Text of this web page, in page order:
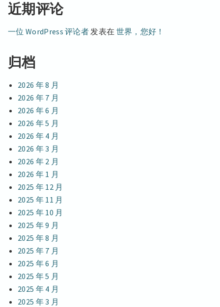
近期评论
一位 WordPress 评论者发表在 世界，您好！
归档
2026 年 8 月
2026 年 7 月
2026 年 6 月
2026 年 5 月
2026 年 4 月
2026 年 3 月
2026 年 2 月
2026 年 1 月
2025 年 12 月
2025 年 11 月
2025 年 10 月
2025 年 9 月
2025 年 8 月
2025 年 7 月
2025 年 6 月
2025 年 5 月
2025 年 4 月
2025 年 3 月